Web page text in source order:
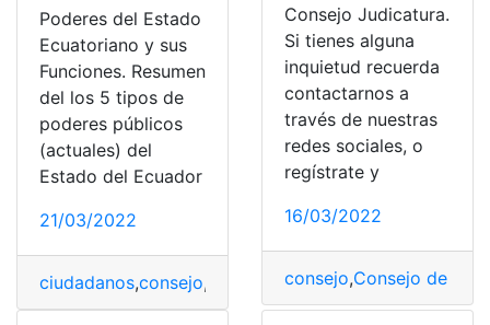
Poderes del Estado
Ecuatoriano y sus
Funciones. Resumen
del los 5 tipos de
poderes públicos
(actuales) del
Estado del Ecuador
21/03/2022
ciudadanos,consejo, Poder,Poder Ejecutivo
Consejo Judicatura.
Si tienes alguna
inquietud recuerda
contactarnos a
través de nuestras
redes sociales, o
regístrate y
16/03/2022
consejo,Consejo de la